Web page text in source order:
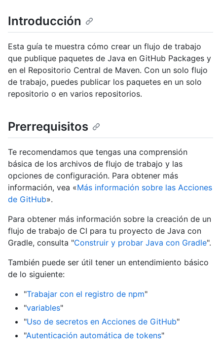
Introducción
Esta guía te muestra cómo crear un flujo de trabajo
que publique paquetes de Java en GitHub Packages y
en el Repositorio Central de Maven. Con un solo flujo
de trabajo, puedes publicar los paquetes en un solo
repositorio o en varios repositorios.
Prerrequisitos
Te recomendamos que tengas una comprensión
básica de los archivos de flujo de trabajo y las
opciones de configuración. Para obtener más
información, vea «Más información sobre las Acciones
de GitHub».
Para obtener más información sobre la creación de un
flujo de trabajo de CI para tu proyecto de Java con
Gradle, consulta "Construir y probar Java con Gradle".
También puede ser útil tener un entendimiento básico
de lo siguiente:
"Trabajar con el registro de npm"
"variables"
"Uso de secretos en Acciones de GitHub"
"Autenticación automática de tokens"